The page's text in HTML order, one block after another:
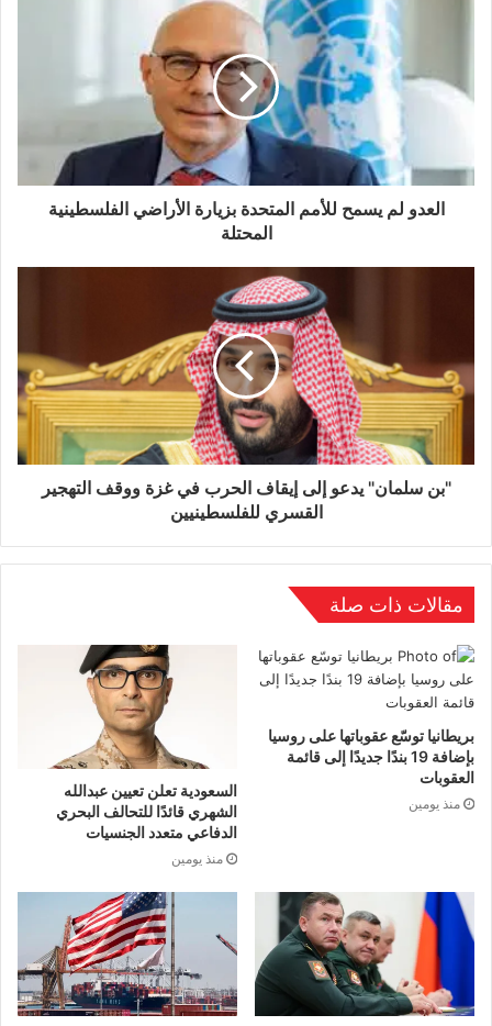
العدو لم يسمح للأمم المتحدة بزيارة الأراضي الفلسطينية
المحتلة
"بن سلمان" يدعو إلى إيقاف الحرب في غزة ووقف التهجير
القسري للفلسطينيين
مقالات ذات صلة
بريطانيا توسّع عقوباتها على روسيا
بإضافة 19 بندًا جديدًا إلى قائمة
العقوبات
منذ يومين
السعودية تعلن تعيين عبدالله
الشهري قائدًا للتحالف البحري
الدفاعي متعدد الجنسيات
منذ يومين